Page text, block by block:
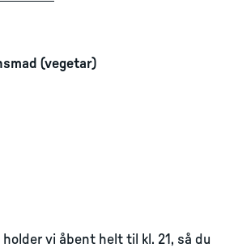
(vegetar)
holder vi åbent helt til kl. 21, så du